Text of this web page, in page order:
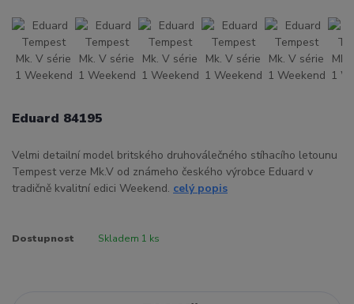
Eduard 84195
Velmi detailní model britského druhoválečného stíhacího letounu
Tempest verze Mk.V od známeho českého výrobce Eduard v
tradičně kvalitní edici Weekend. celý popis
Dostupnost Skladem 1 ks